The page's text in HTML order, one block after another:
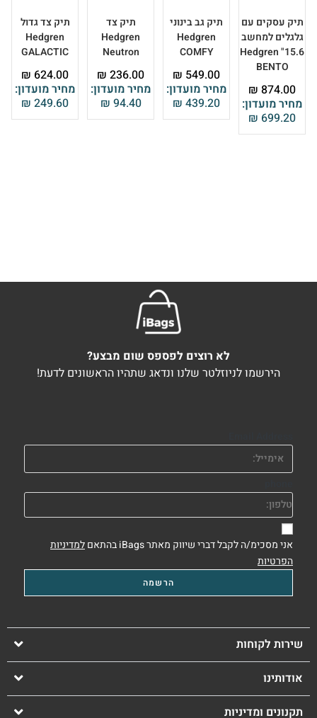
תיק עסקים עם
גלגלים למחשב
15.6" Hedgren
BENTO
מחיר מועדון:
₪ 699.20
₪ 874.00
תיק גב בינוני
Hedgren
COMFY
מחיר מועדון:
₪ 439.20
₪ 549.00
תיק צד
Hedgren
Neutron
מחיר מועדון:
₪ 94.40
₪ 236.00
תיק צד גדול
Hedgren
GALACTIC
מחיר מועדון:
₪ 249.60
₪ 624.00
לא רוצים לפספס שום מבצע?
הירשמו לניוזלטר שלנו ונדאג שתהיו הראשונים לדעת!
אני מסכימ/ה לקבל דברי שיווק מאתר iBags בהתאם
למדיניות
הפרטיות
שירות לקוחות
אודותינו
תקנונים ומדיניות